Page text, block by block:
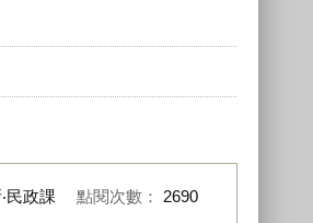
民政課 點閱次數： 2690